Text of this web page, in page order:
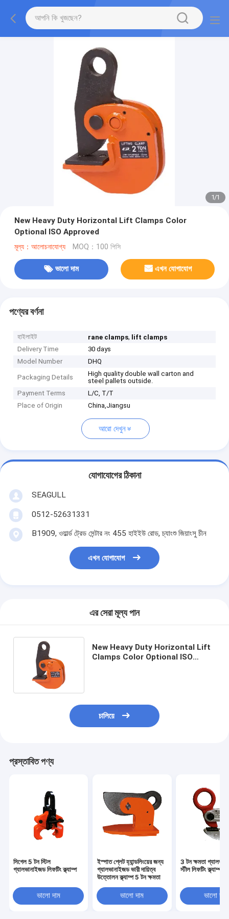
1/1
New Heavy Duty Horizontal Lift Clamps Color
Optional ISO Approved
মূল্য：আলোচনাযোগ্য MOQ：100 পিসি
ভালো দাম এখন যোগাযোগ
পণ্যের বর্ণনা
হাইলাইট rane clamps, lift clamps
Delivery Time
30 days
Model Number
DHQ
Packaging Details
High quality double wall carton and
steel pallets outside.
Payment Terms
L/C, T/T
Place of Origin
China,Jiangsu
আরো দেখুন
যোগাযোগের ঠিকানা
SEAGULL
0512-52631331
B1909, ওয়ার্ল্ড ট্রেড সেন্টার নং 455 হাইইউ রোড, চ্যাংশু জিয়াংসু চীন
এখন যোগাযোগ
এর সেরা মূল্য পান
New Heavy Duty Horizontal Lift
Clamps Color Optional ISO
চালিয়ে
প্রস্তাবিত পণ্য
সিগেল 5 টন স্টিল
গ্যালভানাইজড লিফটিং ক্ল্যাম্প
ভালো দাম
ইস্পাত প্লেট হ্যান্ডলিংয়ের জন্য
গ্যালভানাইজড ভারী দায়িত্ব
উত্তোলন ক্ল্যাম্প 5 টন ক্ষমতা
ভালো দাম
3 টন ক্ষমতা
স্টীল লিফটিং ক্ল্যাম্প
ভালো দাম